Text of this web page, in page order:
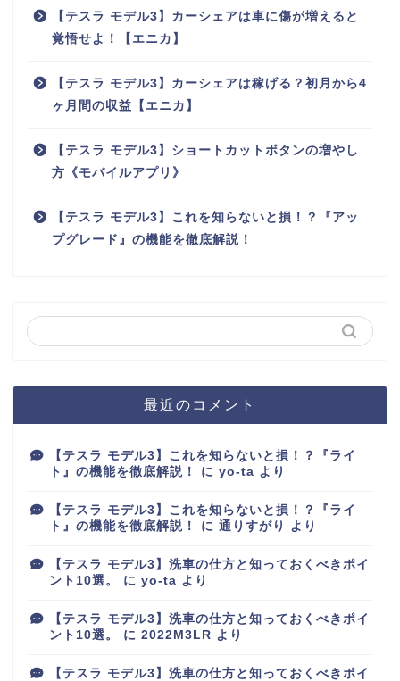
【テスラ モデル3】カーシェアは車に傷が増えると
覚悟せよ！【エニカ】
【テスラ モデル3】カーシェアは稼げる？初月から4
ヶ月間の収益【エニカ】
【テスラ モデル3】ショートカットボタンの増やし
方《モバイルアプリ》
【テスラ モデル3】これを知らないと損！？『アッ
プグレード』の機能を徹底解説！
最近のコメント
【テスラ モデル3】これを知らないと損！？『ライ
ト』の機能を徹底解説！
に yo-ta より
【テスラ モデル3】これを知らないと損！？『ライ
ト』の機能を徹底解説！
に 通りすがり より
【テスラ モデル3】洗車の仕方と知っておくべきポイ
ント10選。
に yo-ta より
【テスラ モデル3】洗車の仕方と知っておくべきポイ
ント10選。
に 2022M3LR より
【テスラ モデル3】洗車の仕方と知っておくべきポイ